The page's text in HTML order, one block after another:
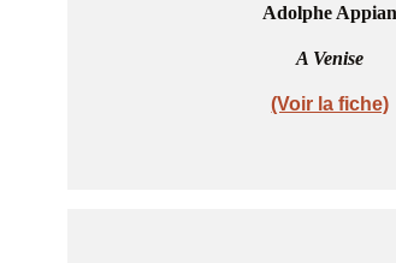
Adolphe Appian
A Venise
(Voir la fiche)